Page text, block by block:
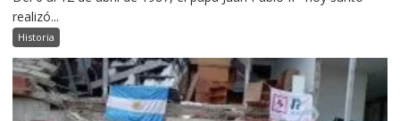
realizó...
Historia